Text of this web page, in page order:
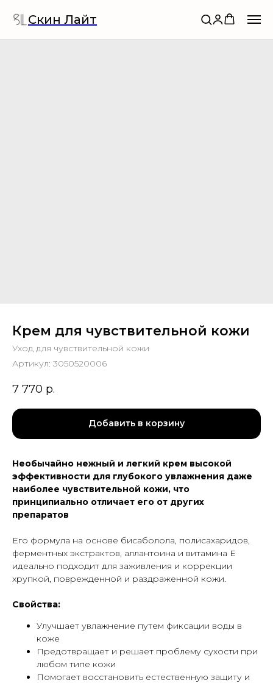
Скин Лайт
Крем для чувствительной кожи
Уход для чувствительной кожи
Артикул: 3050520006
7 770 р.
Добавить в корзину
Необычайно нежный и легкий крем высокой
эффективности для глубокого увлажнения даже
наиболее чувствительной кожи, что
принципиально отличает его от других
препаратов
Его формула на основе бисаболола, полисахаридов,
ферментных экстрактов, аллантоина и витамина Е
идеально подходит для заживления и коррекции
хрупкой, поврежденной и раздраженной кожи.
Свойства:
Улучшает увлажнение путем фиксации воды в
коже
Предотвращает и решает проблему сухости при
любом типе кожи
Помогает восстановить естественную защиту и